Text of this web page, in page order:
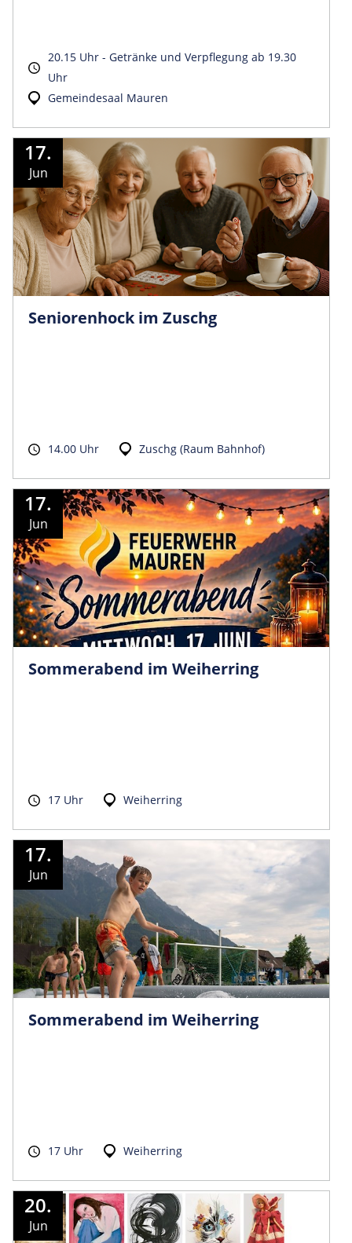
20.15 Uhr - Getränke und Verpflegung ab 19.30
Uhr
Gemeindesaal Mauren
17.
Jun
Seniorenhock im Zuschg
14.00 Uhr Zuschg (Raum Bahnhof)
17.
Jun
Sommerabend im Weiherring
17 Uhr Weiherring
17.
Jun
Sommerabend im Weiherring
17 Uhr Weiherring
20.
Jun